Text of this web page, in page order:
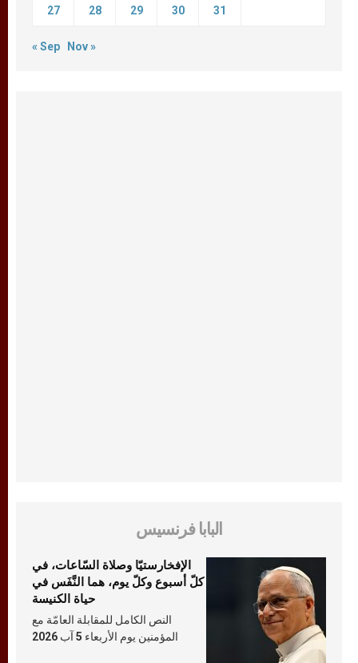
27 28 29 30 31
« Sep Nov »
البابا فرنسيس
الإفخارستيّا وصلاة السّاعات، في
كلّ أسبوع وكلّ يوم، هما النَّفَس في
حياة الكنيسة
النص الكامل للمقابلة العامّة مع
المؤمنين يوم الأربعاء 5 آب 2026